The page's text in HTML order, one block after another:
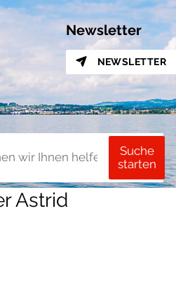
Newsletter
NEWSLETTER
Suche
starten
Astrid